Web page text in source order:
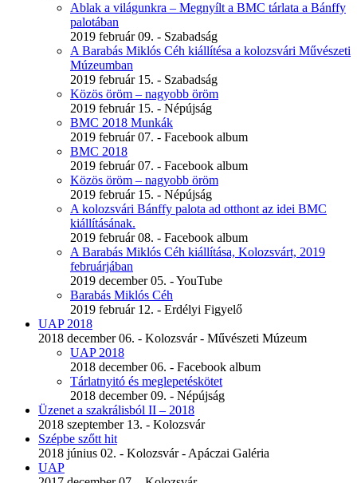
Ablak a világunkra – Megnyílt a BMC tárlata a Bánffy
palotában
2019 február 09. - Szabadság
A Barabás Miklós Céh kiállítésa a kolozsvári Művészeti
Múzeumban
2019 február 15. - Szabadság
Közös öröm – nagyobb öröm
2019 február 15. - Népújság
BMC 2018 Munkák
2019 február 07. - Facebook album
BMC 2018
2019 február 07. - Facebook album
Közös öröm – nagyobb öröm
2019 február 15. - Népújság
A kolozsvári Bánffy palota ad otthont az idei BMC
kiállításának.
2019 február 08. - Facebook album
A Barabás Miklós Céh kiállítása, Kolozsvárt, 2019
februárjában
2019 december 05. - YouTube
Barabás Miklós Céh
2019 február 12. - Erdélyi Figyelő
UAP 2018
2018 december 06. - Kolozsvár - Művészeti Múzeum
UAP 2018
2018 december 06. - Facebook album
Tárlatnyitó és meglepetéskötet
2018 december 09. - Népújság
Üzenet a szakrálisból II – 2018
2018 szeptember 13. - Kolozsvár
Szépbe szőtt hit
2018 június 02. - Kolozsvár - Apáczai Galéria
UAP